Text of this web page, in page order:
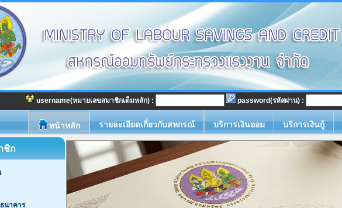
username(หมายเลขสมาชิกเต็มหลัก) : password(รหัสผ่าน) :
หน้าหลัก รายละเอียดเกี่ยวกับสหกรณ์ บริการเงินออม บริการเงินกู้